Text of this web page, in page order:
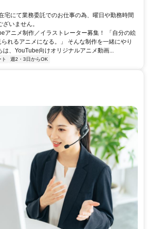
宅にて業務委託でのお仕事の為、曜日や勤務時間
いません。
アニメ制作／イラストレーター募集！ 「自分の絵
れるアニメになる。」 そんな制作を一緒にやり
は、YouTube向けオリジナルアニメ動画...
ト 週2・3日からOK